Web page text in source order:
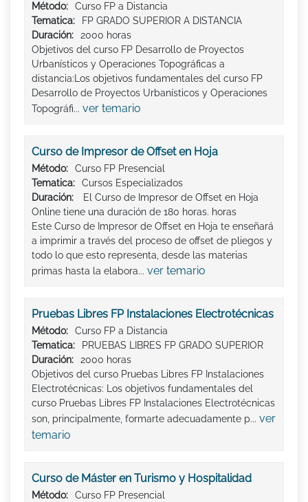
Método:
Curso FP a Distancia
Tematica:
FP GRADO SUPERIOR A DISTANCIA
Duración:
2000 horas
Objetivos del curso FP Desarrollo de Proyectos
Urbanísticos y Operaciones Topográficas a
distancia:Los objetivos fundamentales del curso FP
Desarrollo de Proyectos Urbanísticos y Operaciones
Topográfi... ver temario
Curso de Impresor de Offset en Hoja
Método:
Curso FP Presencial
Tematica:
Cursos Especializados
Duración:
El Curso de Impresor de Offset en Hoja
Online tiene una duración de 180 horas. horas
Este Curso de Impresor de Offset en Hoja te enseñará
a imprimir a través del proceso de offset de pliegos y
todo lo que esto representa, desde las materias
primas hasta la elabora... ver temario
Pruebas Libres FP Instalaciones Electrotécnicas
Método:
Curso FP a Distancia
Tematica:
PRUEBAS LIBRES FP GRADO SUPERIOR
Duración:
2000 horas
Objetivos del curso Pruebas Libres FP Instalaciones
Electrotécnicas: Los objetivos fundamentales del
curso Pruebas Libres FP Instalaciones Electrotécnicas
son, principalmente, formarte adecuadamente p... ver
temario
Curso de Máster en Turismo y Hospitalidad
Método:
Curso FP Presencial